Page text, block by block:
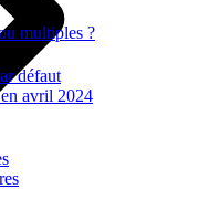
multiples ?
défaut
avril 2024